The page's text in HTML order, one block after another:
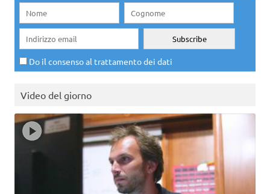
Do il consenso al trattamento dei dati
Video del giorno